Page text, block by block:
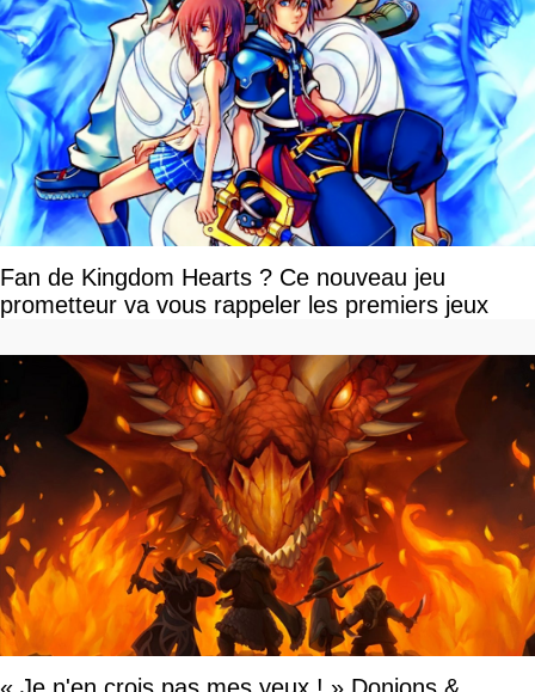
Fan de Kingdom Hearts ? Ce nouveau jeu
prometteur va vous rappeler les premiers jeux